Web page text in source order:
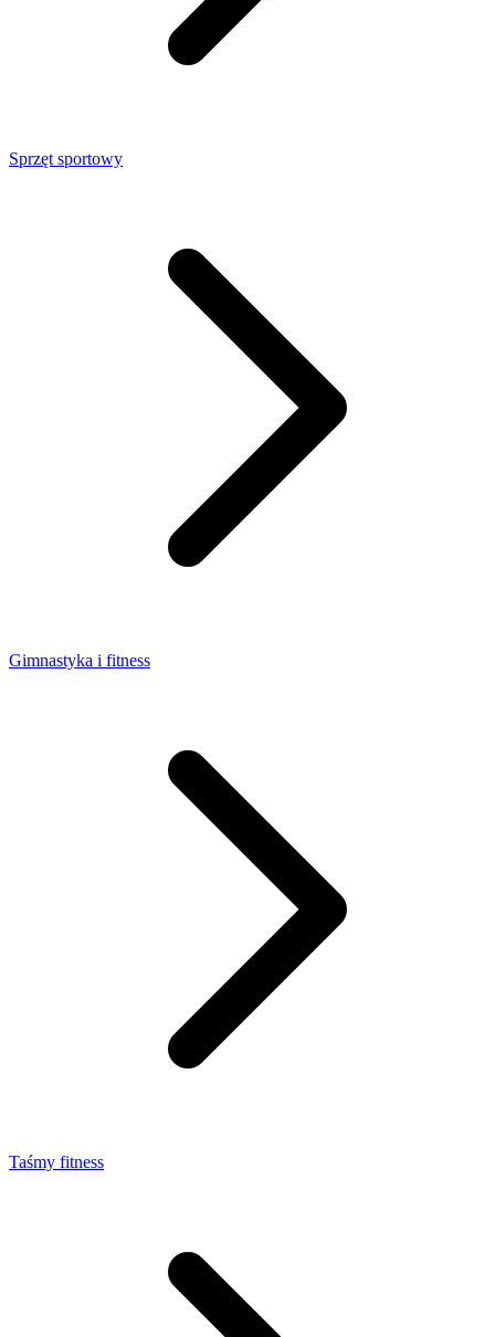
Sprzęt sportowy
Gimnastyka i fitness
Taśmy fitness